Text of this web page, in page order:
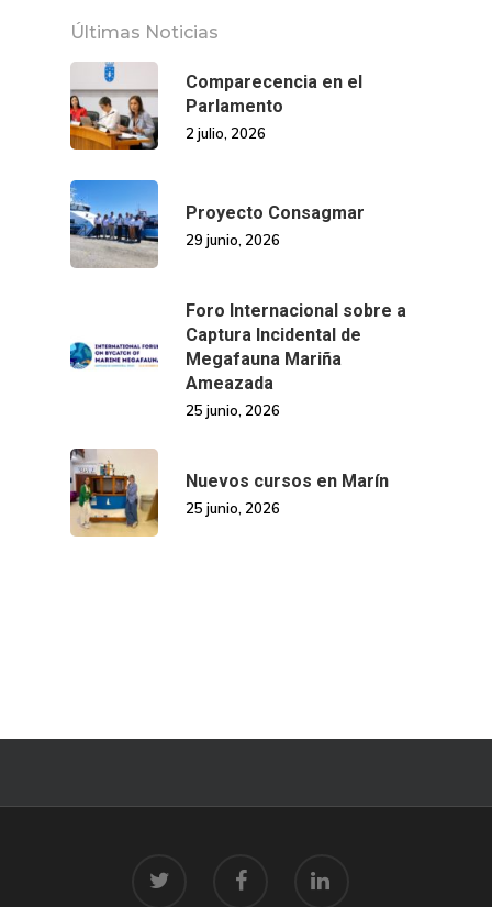
Últimas Noticias
Comparecencia en el
Parlamento
2 julio, 2026
Proyecto Consagmar
29 junio, 2026
Foro Internacional sobre a
Captura Incidental de
Megafauna Mariña
Ameazada
25 junio, 2026
Nuevos cursos en Marín
25 junio, 2026